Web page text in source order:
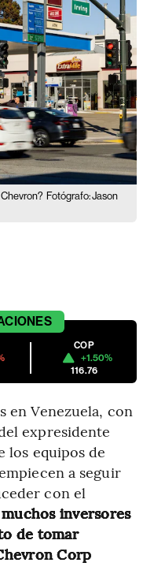
Fotógrafo: Jason
COP
+1.50%
116.76
en Venezuela, con
expresidente
los equipos de
a seguir
con el
muchos inversores
de tomar
Corp